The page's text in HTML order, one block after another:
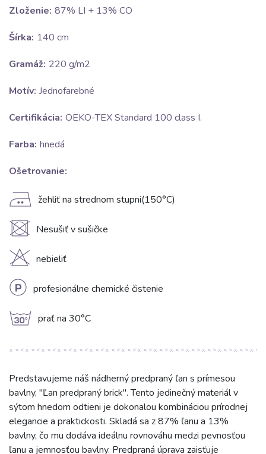
Zloženie: 87% LI + 13% CO
Šírka: 140 cm
Gramáž: 220 g/m2
Motív: Jednofarebné
Certifikácia: OEKO-TEX Standard 100 class I.
Farba: hnedá
Ošetrovanie:
E žehliť na strednom stupni(150°C)
U Nesušiť v sušičke
H nebieliť
L profesionálne chemické čistenie
g prať na 30°C
Predstavujeme náš nádherný predpraný ľan s prímesou
bavlny, "Ľan predpraný brick". Tento jedinečný materiál v
sýtom hnedom odtieni je dokonalou kombináciou prírodnej
elegancie a praktickosti. Skladá sa z 87% ľanu a 13%
bavlny, čo mu dodáva ideálnu rovnováhu medzi pevnosťou
ľanu a jemnosťou bavlny. Predpraná úprava zaisťuje